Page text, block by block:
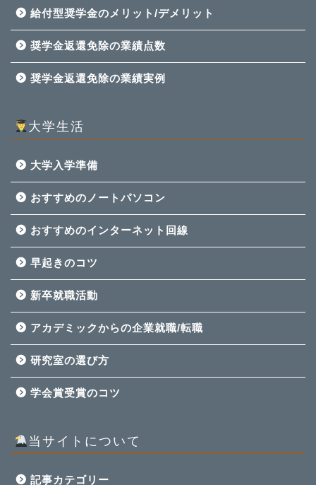
給付型奨学金のメリット/デメリット
奨学金返還免除の業績点数
奨学金返還免除の業績実例
大学生活
大学入学準備
おすすめのノートパソコン
おすすめのインターネット回線
早起きのコツ
新卒就職活動
アカデミックからの企業就職/転職
研究室の選び方
学会賞受賞のコツ
当サイトについて
記事カテゴリー